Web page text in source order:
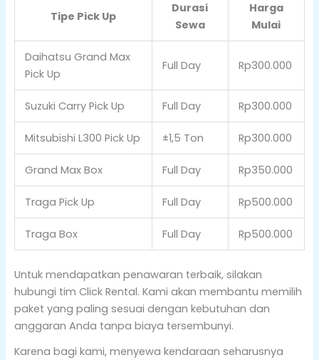
Tipe Pick Up
Durasi
Sewa
Harga
Mulai
Daihatsu Grand Max
Pick Up
Full Day Rp300.000
Suzuki Carry Pick Up Full Day Rp300.000
Mitsubishi L300 Pick Up ±1,5 Ton Rp300.000
Grand Max Box Full Day Rp350.000
Traga Pick Up Full Day Rp500.000
Traga Box Full Day Rp500.000
Untuk mendapatkan penawaran terbaik, silakan
hubungi tim Click Rental. Kami akan membantu memilih
paket yang paling sesuai dengan kebutuhan dan
anggaran Anda tanpa biaya tersembunyi.
Karena bagi kami, menyewa kendaraan seharusnya